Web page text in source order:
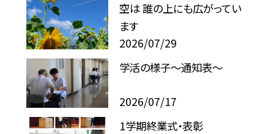
空は 誰の上にも広がってい
ます
2026/07/29
学活の様子〜通知表〜
2026/07/17
1学期終業式・表彰